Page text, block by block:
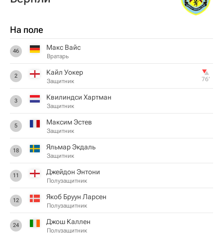
На поле
46 Макс Вайс
Вратарь
2 Кайл Уокер
Защитник 76‎’‎
3 Квилиндси Хартман
Защитник
5 Максим Эстев
Защитник
18 Яльмар Экдаль
Защитник
11 Джейдон Энтони
Полузащитник
12 Якоб Бруун Ларсен
Полузащитник
24 Джош Каллен
Полузащитник